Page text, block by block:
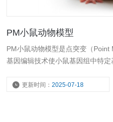
PM小鼠动物模型
PM小鼠动物模型是点突变（
基因编辑技术使小鼠基因组中特定
点突变导致的疾病，用于研究基
更新时间：2025-07-18